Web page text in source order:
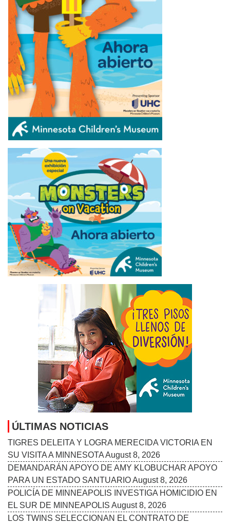
ÚLTIMAS NOTICIAS
TIGRES DELEITA Y LOGRA MERECIDA VICTORIA EN
SU VISITA A MINNESOTAAugust 8, 2026
DEMANDARÁN APOYO DE AMY KLOBUCHAR APOYO
PARA UN ESTADO SANTUARIOAugust 8, 2026
POLICÍA DE MINNEAPOLIS INVESTIGA HOMICIDIO EN
EL SUR DE MINNEAPOLIS August 8, 2026
LOS TWINS SELECCIONAN EL CONTRATO DE